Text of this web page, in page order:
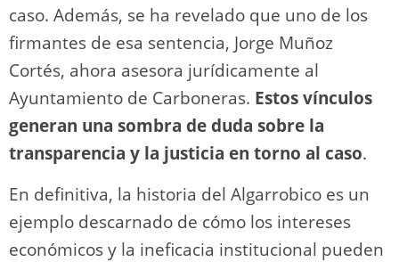
caso. Además, se ha revelado que uno de los
firmantes de esa sentencia, Jorge Muñoz
Cortés, ahora asesora jurídicamente al
Ayuntamiento de Carboneras. Estos vínculos
generan una sombra de duda sobre la
transparencia y la justicia en torno al caso.
En definitiva, la historia del Algarrobico es un
ejemplo descarnado de cómo los intereses
económicos y la ineficacia institucional pueden